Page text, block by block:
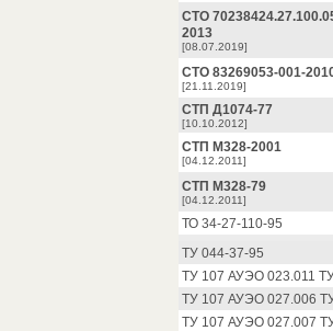
СТО
2013
[08.07.2019]
СТО 83269053-001-
[21.11.2019]
СТП Д1074-77
[10.10.2012]
СТП М328-2001
[04.12.2011]
СТП М328-79
[04.12.2011]
ТО 34-27-110-95
ТУ 044-37-95
ТУ 107 АУЭО 023.011
ТУ 107 АУЭО 027.006
ТУ 107 АУЭО 027.007